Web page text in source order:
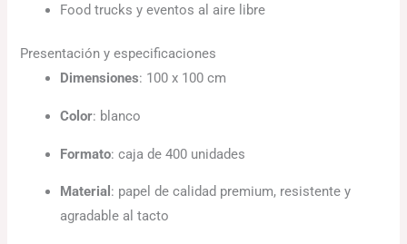
Food trucks y eventos al aire libre
Presentación y especificaciones
Dimensiones: 100 x 100 cm
Color: blanco
Formato: caja de 400 unidades
Material : papel de calidad premium, resistente y
agradable al tacto